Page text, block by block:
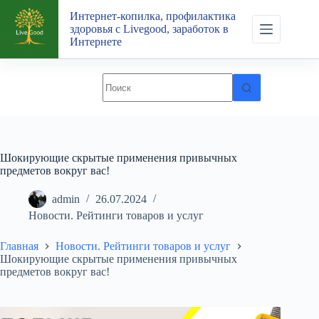
Перейти
сути
Интернет-копилка, профилактика
здоровья с Livegood, заработок в
Интернете
Шокирующие скрытые применения привычных
предметов вокруг вас!
admin
26.07.2024
Новости. Рейтинги товаров и услуг
Главная
Новости. Рейтинги товаров и услуг
Шокирующие скрытые применения привычных
предметов вокруг вас!